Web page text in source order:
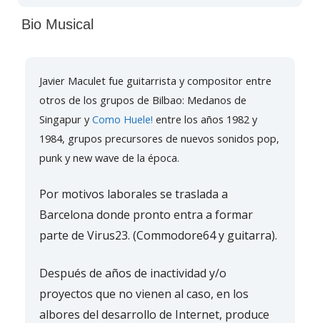
Bio Musical
Javier Maculet fue guitarrista y compositor entre
otros de los grupos de Bilbao: Medanos de
Singapur yComo Huele! entre los años 1982 y
1984, grupos precursores de nuevos sonidos pop,
punk y new wave de la época.
Por motivos laborales se traslada a
Barcelona donde pronto entra a formar
parte de Virus23. (Commodore64 y guitarra).
Después de años de inactividad y/o
proyectos que no vienen al caso, en los
albores del desarrollo de Internet, produce